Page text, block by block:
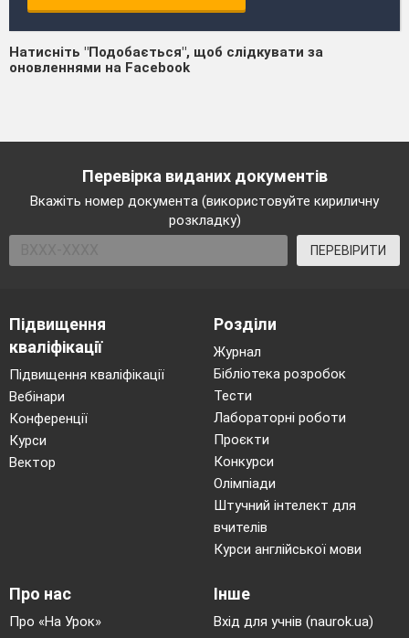
Натисніть "Подобається", щоб слідкувати за
оновленнями на Facebook
Перевірка виданих документів
Вкажіть номер документа (використовуйте кириличну
розкладку)
ПЕРЕВІРИТИ
Підвищення
кваліфікації
Підвищення кваліфікації
Вебінари
Конференції
Курси
Вектор
Розділи
Журнал
Бібліотека розробок
Тести
Лабораторні роботи
Проєкти
Конкурси
Олімпіади
Штучний інтелект для
вчителів
Курси англійської мови
Про нас
Про «На Урок»
Інше
Вхід для учнів (naurok.ua)